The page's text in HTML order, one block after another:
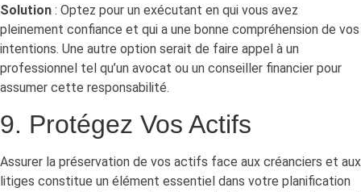
Solution : Optez pour un exécutant en qui vous avez
pleinement confiance et qui a une bonne compréhension de vos
intentions. Une autre option serait de faire appel à un
professionnel tel qu’un avocat ou un conseiller financier pour
assumer cette responsabilité.
9. Protégez Vos Actifs
Assurer la préservation de vos actifs face aux créanciers et aux
litiges constitue un élément essentiel dans votre planification